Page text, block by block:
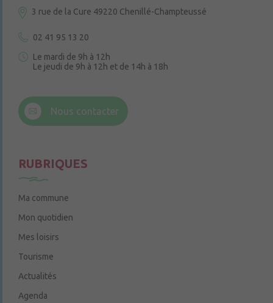
3 rue de la Cure 49220 Chenillé-Champteussé
02 41 95 13 20
Le mardi de 9h à 12h
Le jeudi de 9h à 12h et de 14h à 18h
Nous contacter
RUBRIQUES
Ma commune
Mon quotidien
Mes loisirs
Tourisme
Actualités
Agenda